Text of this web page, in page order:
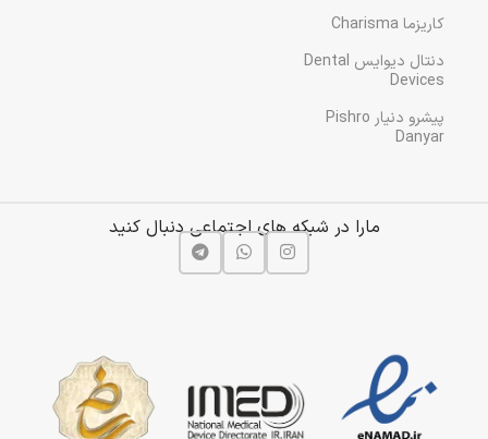
کاریزما Charisma
دنتال دیوایس Dental
Devices
پیشرو دنیار Pishro
Danyar
مارا در شبکه های اجتماعی دنبال کنید